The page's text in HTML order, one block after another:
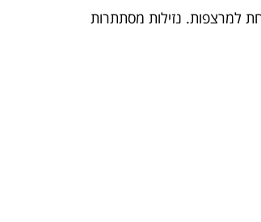
למרצפות. נזילות מסתתרות